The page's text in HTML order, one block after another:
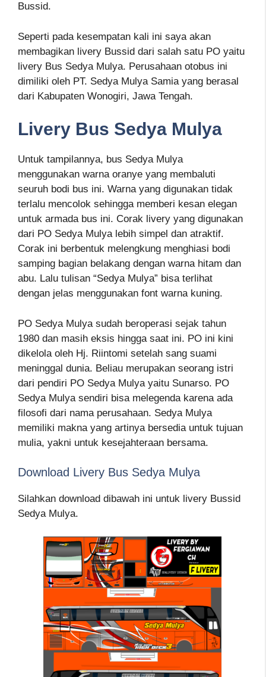
Bussid.
Seperti pada kesempatan kali ini saya akan
membagikan livery Bussid dari salah satu PO yaitu
livery Bus Sedya Mulya. Perusahaan otobus ini
dimiliki oleh PT. Sedya Mulya Samia yang berasal
dari Kabupaten Wonogiri, Jawa Tengah.
Livery Bus Sedya Mulya
Untuk tampilannya, bus Sedya Mulya
menggunakan warna oranye yang membaluti
seuruh bodi bus ini. Warna yang digunakan tidak
terlalu mencolok sehingga memberi kesan elegan
untuk armada bus ini. Corak livery yang digunakan
dari PO Sedya Mulya lebih simpel dan atraktif.
Corak ini berbentuk melengkung menghiasi bodi
samping bagian belakang dengan warna hitam dan
abu. Lalu tulisan “Sedya Mulya” bisa terlihat
dengan jelas menggunakan font warna kuning.
PO Sedya Mulya sudah beroperasi sejak tahun
1980 dan masih eksis hingga saat ini. PO ini kini
dikelola oleh Hj. Riintomi setelah sang suami
meninggal dunia. Beliau merupakan seorang istri
dari pendiri PO Sedya Mulya yaitu Sunarso. PO
Sedya Mulya sendiri bisa melegenda karena ada
filosofi dari nama perusahaan. Sedya Mulya
memiliki makna yang artinya bersedia untuk tujuan
mulia, yakni untuk kesejahteraan bersama.
Download Livery Bus Sedya Mulya
Silahkan download dibawah ini untuk livery Bussid
Sedya Mulya.